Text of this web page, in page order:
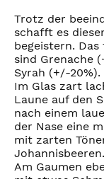
Trotz der
schafft es
begeistern.
sind Grenache
Syrah (+/-20%).
Im Glas zart
Laune auf den
nach einem
der Nase eine
mit zarten
Johannisbeeren.
Am Gaumen